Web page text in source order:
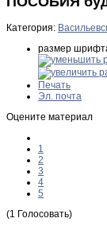
Категория:
размер
Печать
Эл. почта
Оцените материал
1
2
3
4
5
(1 Голосовать)